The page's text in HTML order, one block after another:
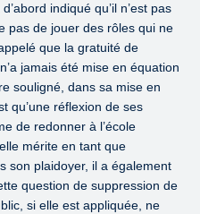
indiqué qu’il n’est pas
pas de jouer des rôles qui ne
que la gratuité de
jamais été mise en équation
souligné, dans sa mise en
qu’une réflexion de ses
de redonner à l’école
mérite en tant que
son plaidoyer, il a également
question de suppression de
si elle est appliquée, ne